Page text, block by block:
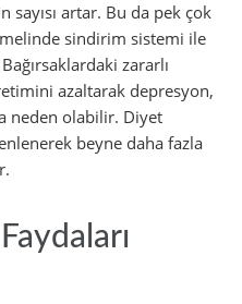
sayısı artar. Bu da pek çok
sindirim sistemi ile
zararlı
azaltarak depresyon,
neden olabilir. Diyet
beyne daha fazla